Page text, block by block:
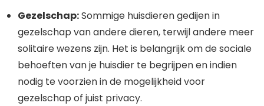
Gezelschap:Sommige huisdieren gedijen in
gezelschap van andere dieren, terwijl andere meer
solitaire wezens zijn. Het is belangrijk om de sociale
behoeften van je huisdier te begrijpen en indien
nodig te voorzien in de mogelijkheid voor
gezelschap of juist privacy.